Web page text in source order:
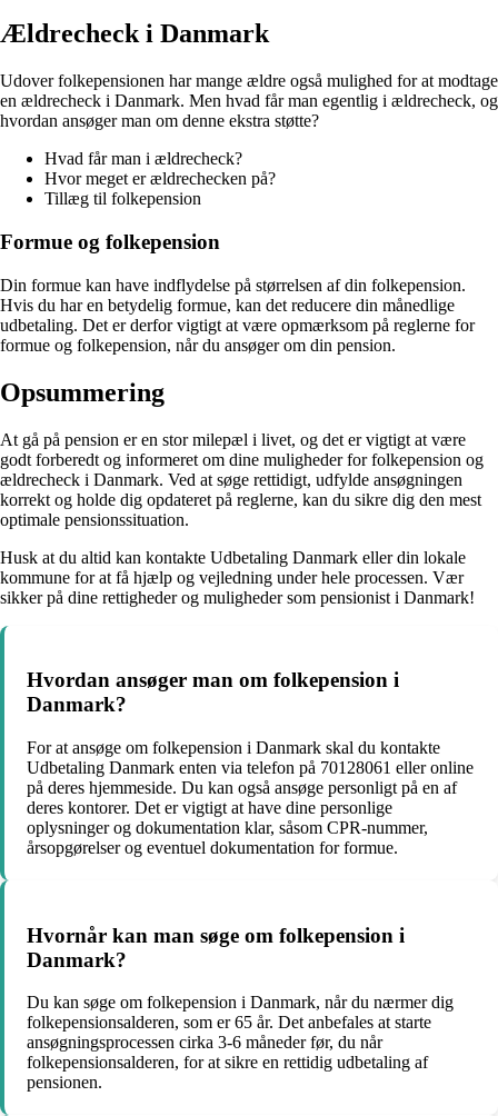
Ældrecheck i Danmark
Udover folkepensionen har mange ældre også mulighed for at modtage
en ældrecheck i Danmark. Men hvad får man egentlig i ældrecheck, og
hvordan ansøger man om denne ekstra støtte?
Hvad får man i ældrecheck?
Hvor meget er ældrechecken på?
Tillæg til folkepension
Formue og folkepension
Din formue kan have indflydelse på størrelsen af din folkepension.
Hvis du har en betydelig formue, kan det reducere din månedlige
udbetaling. Det er derfor vigtigt at være opmærksom på reglerne for
formue og folkepension, når du ansøger om din pension.
Opsummering
At gå på pension er en stor milepæl i livet, og det er vigtigt at være
godt forberedt og informeret om dine muligheder for folkepension og
ældrecheck i Danmark. Ved at søge rettidigt, udfylde ansøgningen
korrekt og holde dig opdateret på reglerne, kan du sikre dig den mest
optimale pensionssituation.
Husk at du altid kan kontakte Udbetaling Danmark eller din lokale
kommune for at få hjælp og vejledning under hele processen. Vær
sikker på dine rettigheder og muligheder som pensionist i Danmark!
Hvordan ansøger man om folkepension i
Danmark?
For at ansøge om folkepension i Danmark skal du kontakte
Udbetaling Danmark enten via telefon på 70128061 eller online
på deres hjemmeside. Du kan også ansøge personligt på en af
deres kontorer. Det er vigtigt at have dine personlige
oplysninger og dokumentation klar, såsom CPR-nummer,
årsopgørelser og eventuel dokumentation for formue.
Hvornår kan man søge om folkepension i
Danmark?
Du kan søge om folkepension i Danmark, når du nærmer dig
folkepensionsalderen, som er 65 år. Det anbefales at starte
ansøgningsprocessen cirka 3-6 måneder før, du når
folkepensionsalderen, for at sikre en rettidig udbetaling af
pensionen.